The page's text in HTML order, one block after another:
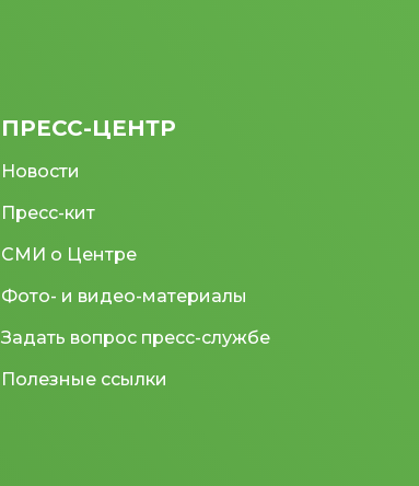
ПРЕСС-ЦЕНТР
Новости
Пресс-кит
СМИ о Центре
Фото- и видео-материалы
Задать вопрос пресс-службе
Полезные ссылки